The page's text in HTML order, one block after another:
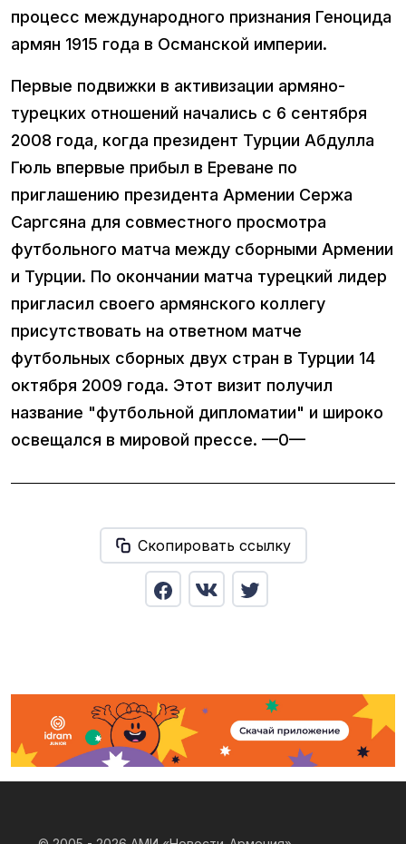
процесс международного признания Геноцида
армян 1915 года в Османской империи.
Первые подвижки в активизации армяно-
турецких отношений начались с 6 сентября
2008 года, когда президент Турции Абдулла
Гюль впервые прибыл в Ереване по
приглашению президента Армении Сержа
Саргсяна для совместного просмотра
футбольного матча между сборными Армении
и Турции. По окончании матча турецкий лидер
пригласил своего армянского коллегу
присутствовать на ответном матче
футбольных сборных двух стран в Турции 14
октября 2009 года. Этот визит получил
название "футбольной дипломатии" и широко
освещался в мировой прессе. —0—
Скопировать ссылку